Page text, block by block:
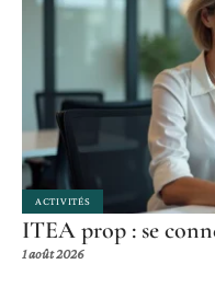
ACTIVITÉS
ITEA prop : se
1 août 2026